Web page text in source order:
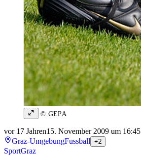
© GEPA
vor 17 Jahren15. November 2009 um 16:45
Graz-UmgebungFussball +2
SportGraz